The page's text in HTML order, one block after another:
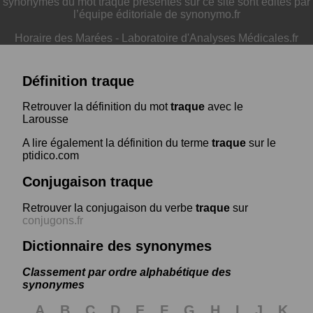
l’équipe éditoriale de synonymo.fr
Horaire des Marées - Laboratoire d'Analyses Médicales.fr
Définition traque
Retrouver la définition du mottraque avec le
Larousse
A lire également la définition du terme traque sur le
ptidico.com
Conjugaison traque
Retrouver la conjugaison du verbe traque sur
conjugons.fr
Dictionnaire des synonymes
Classement par ordre alphabétique des
synonymes